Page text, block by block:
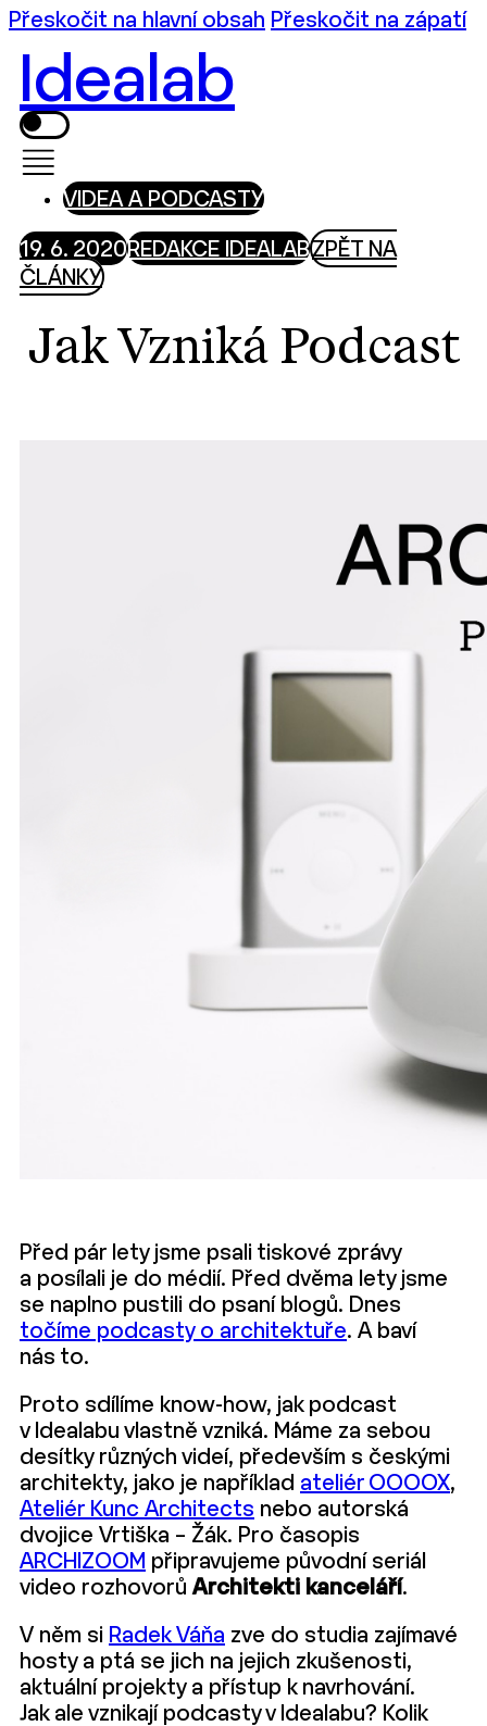
Přeskočit na hlavní obsah Přeskočit na zápatí
Idealab
VIDEA A PODCASTY
19. 6. 2020REDAKCE IDEALABZPĚT NA
ČLÁNKY
Jak Vzniká Podcast
Před pár lety jsme psali tiskové zprávy
a posílali je do médií. Před dvěma lety jsme
se naplno pustili do psaní blogů. Dnes
točíme podcasty o architektuře. A baví
nás to.
Proto sdílíme know-how, jak podcast
v Idealabu vlastně vzniká. Máme za sebou
desítky různých videí, především s českými
architekty, jako je například ateliér OOOOX,
Ateliér Kunc Architects nebo autorská
dvojice Vrtiška – Žák. Pro časopis
ARCHIZOOM připravujeme původní seriál
video rozhovorůArchitekti kanceláří.
V něm si Radek Váňa zve do studia zajímavé
hosty a ptá se jich na jejich zkušenosti,
aktuální projekty a přístup k navrhování.
Jak ale vznikají podcasty v Idealabu? Kolik